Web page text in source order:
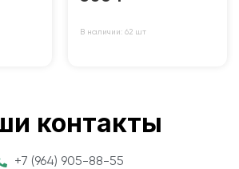
В наличии: 62 шт
контакты
+7 (964) 905-88-55